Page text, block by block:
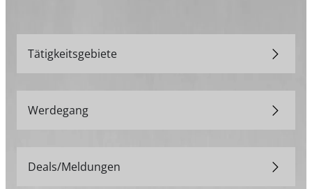
Tätigkeitsgebiete
Werdegang
Deals/Meldungen